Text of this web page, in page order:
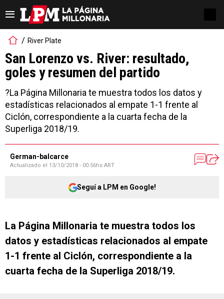
River Plate
San Lorenzo vs. River: resultado,
goles y resumen del partido
?La Página Millonaria te muestra todos los datos y
estadísticas relacionados al empate 1-1 frente al
Ciclón, correspondiente a la cuarta fecha de la
Superliga 2018/19.
German-balcarce
Actualizado el 13/10/2018 - 00:56hs ART
Seguí a LPM en Google!
La Página Millonaria te muestra todos los
datos y estadísticas relacionados al empate
1-1 frente al Ciclón, correspondiente a la
cuarta fecha de la Superliga 2018/19.